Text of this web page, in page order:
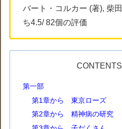
バート・コルカー (著), 柴
ち4.5/ 82個の評価
CONTENTS
第一部
第1章から 東京ローズ
第2章から 精神病の研究